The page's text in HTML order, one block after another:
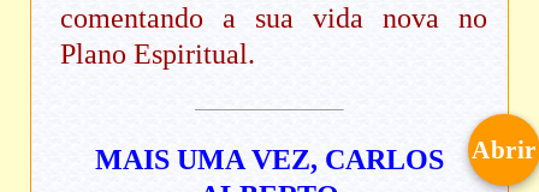
comentando a sua vida nova no
Plano Espiritual.
MAIS UMA VEZ, CARLOS
Abrir